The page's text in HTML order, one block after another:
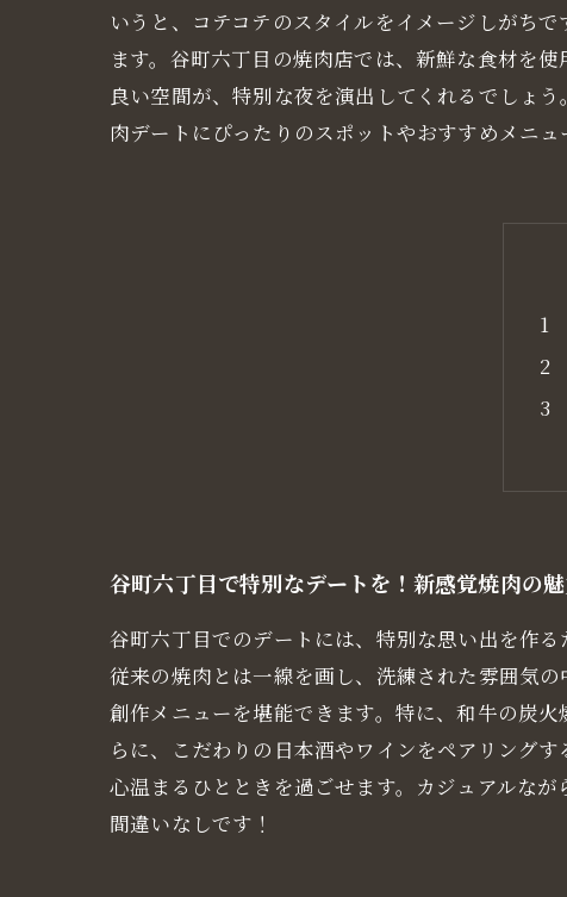
いうと、コテコテのスタイルをイメージしがち
ます。谷町六丁目の焼肉店では、新鮮な食材を
良い空間が、特別な夜を演出してくれるでしょ
肉デートにぴったりのスポットやおすすめメニ
谷町六丁目で特別なデートを！新感覚焼肉の
谷町六丁目でのデートには、特別な思い出を作
従来の焼肉とは一線を画し、洗練された雰囲気
創作メニューを堪能できます。特に、和牛の炭
らに、こだわりの日本酒やワインをペアリング
心温まるひとときを過ごせます。カジュアルな
間違いなしです！